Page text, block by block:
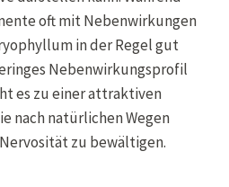
oft mit Nebenwirkungen
in der Regel gut
Nebenwirkungsprofil
es zu einer attraktiven
nach natürlichen Wegen
zu bewältigen.